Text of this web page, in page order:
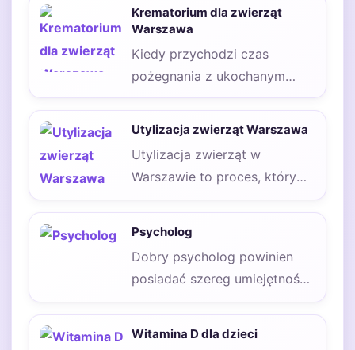
Krematorium dla zwierząt
Warszawa
Kiedy przychodzi czas
pożegnania z ukochanym
pupilem, wiele osób staje
przed trudnym wyborem,
Utylizacja zwierząt Warszawa
Utylizacja zwierząt w
Warszawie to proces, który
ma na celu odpowiednie
zwierząt…
Psycholog
Dobry psycholog powinien
posiadać szereg umiejętności,
które pozwalają mu
Witamina D dla dzieci